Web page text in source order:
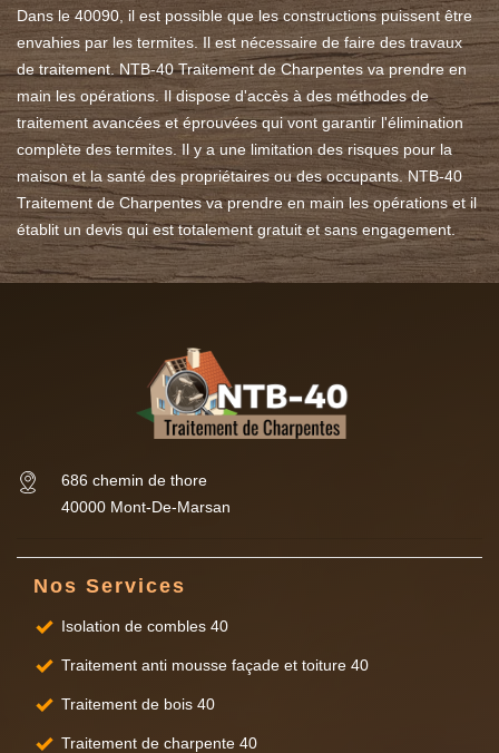
Dans le 40090, il est possible que les constructions puissent être
envahies par les termites. Il est nécessaire de faire des travaux
de traitement. NTB-40 Traitement de Charpentes va prendre en
main les opérations. Il dispose d'accès à des méthodes de
traitement avancées et éprouvées qui vont garantir l'élimination
complète des termites. Il y a une limitation des risques pour la
maison et la santé des propriétaires ou des occupants. NTB-40
Traitement de Charpentes va prendre en main les opérations et il
établit un devis qui est totalement gratuit et sans engagement.
686 chemin de thore
40000 Mont-De-Marsan
Nos Services
Isolation de combles 40
Traitement anti mousse façade et toiture 40
Traitement de bois 40
Traitement de charpente 40